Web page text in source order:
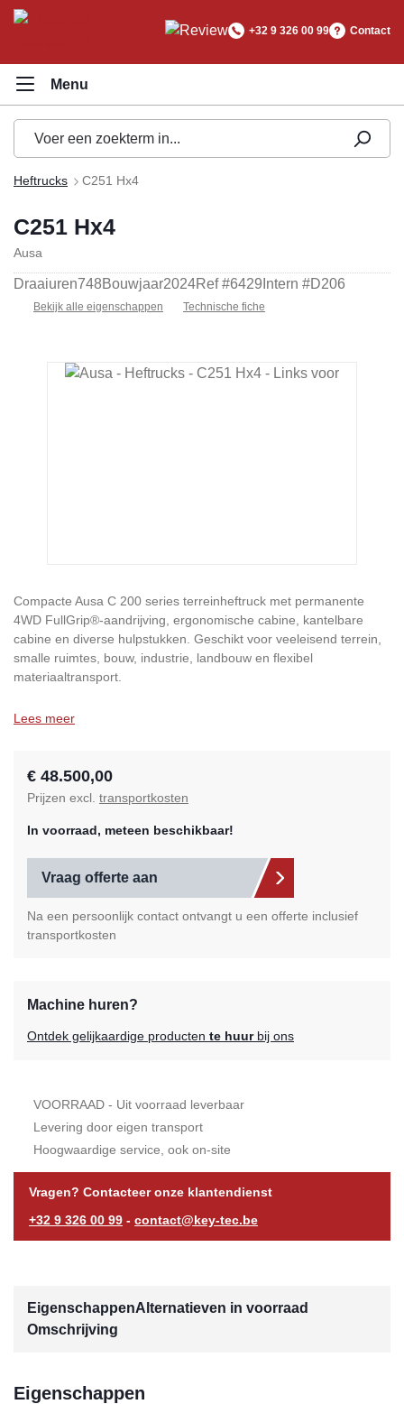
+32 9 326 00 99 Contact
Heftrucks C251 Hx4
C251 Hx4
Ausa
Draaiuren748Bouwjaar2024Ref #6429 Intern #D206
Bekijk alle eigenschappen Technische fiche
Afbeeldingengalerij overslaan
Compacte Ausa C 200 series terreinheftruck met permanente
4WD FullGrip®-aandrijving, ergonomische cabine, kantelbare
cabine en diverse hulpstukken. Geschikt voor veeleisend terrein,
smalle ruimtes, bouw, industrie, landbouw en flexibel
materiaaltransport.
Lees meer
€ 48.500,00
Prijzen excl. transportkosten
In voorraad, meteen beschikbaar!
Vraag offerte aan
Na een persoonlijk contact ontvangt u een offerte inclusief
transportkosten
Machine huren?
Ontdek gelijkaardige producten te huurbij ons
VOORRAAD - Uit voorraad leverbaar
Levering door eigen transport
Hoogwaardige service, ook on-site
Vragen? Contacteer onze klantendienst
+32 9 326 00 99 - contact@key-tec.be
EigenschappenAlternatieven in voorraad
Omschrijving
Eigenschappen